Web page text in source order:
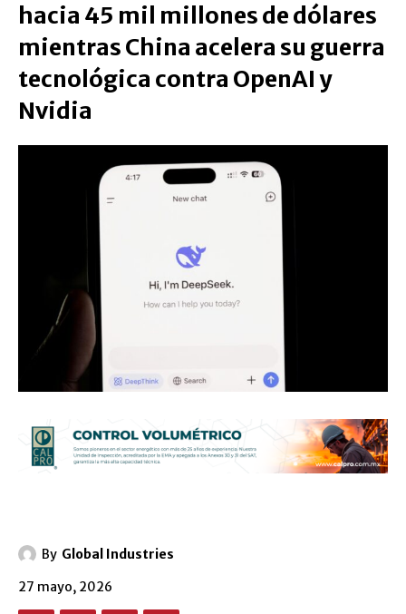
hacia 45 mil millones de dólares
mientras China acelera su guerra
tecnológica contra OpenAI y
Nvidia
By Global Industries
27 mayo, 2026